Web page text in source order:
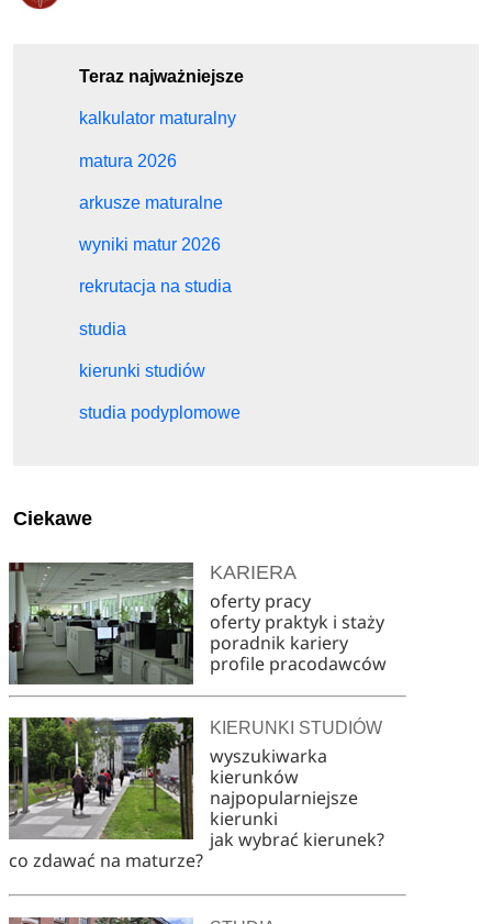
Teraz najważniejsze
kalkulator maturalny
matura 2026
arkusze maturalne
wyniki matur 2026
rekrutacja na studia
studia
kierunki studiów
studia podyplomowe
Ciekawe
KARIERA
oferty pracy
oferty praktyk i staży
poradnik kariery
profile pracodawców
KIERUNKI STUDIÓW
wyszukiwarka
kierunków
najpopularniejsze
kierunki
jak wybrać kierunek?
co zdawać na maturze?